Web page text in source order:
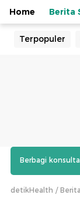
Home Berita
Terpopuler
Berbagi
detikHealth